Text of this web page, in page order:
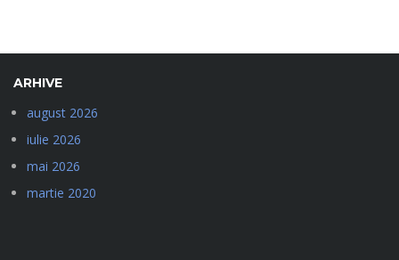
ARHIVE
august 2026
iulie 2026
mai 2026
martie 2020